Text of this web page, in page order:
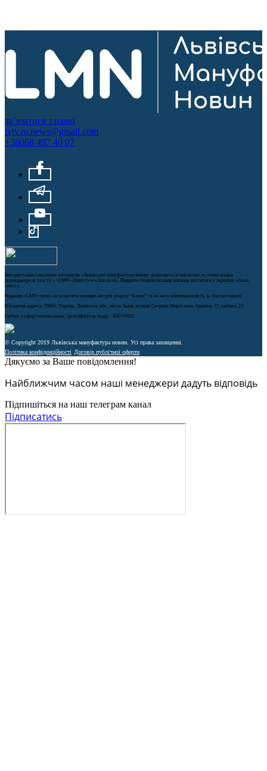
зв’язатися з нами
lviv.m.news@gmail.com
+38068 497 40 07
Використання текстових матеріалів «Львівської мануфактури новин» дозволяється виключно за умови згадки
першоджерела тексту – «LMN» (https://www.lmn.in.ua). Відкрите гіперпосилання повинне міститися у першому абзаці
тексту.
Редакція «LMN» може не розділяти позицію авторів розділу “Блоги” та не несе відповідальність за їхні матеріали.
Юридична адреса: 79005, Україна, Львівська обл., місто Львів, вулиця Скорика Мирослава, будинок, 31, кабінет, 23
Cуб'єкт у сфері онлайн-медіа; ідентифікатор медіа - R40-03621
© Copyright 2019 Львівська мануфактура новин. Усі права захищенні.
Політика конфіденційності Договір публічної оферти
Дякуємо за Ваше повідомлення!
Найближчим часом наші менеджери дадуть відповідь
Підпишіться на наш телеграм канал
Підписатись